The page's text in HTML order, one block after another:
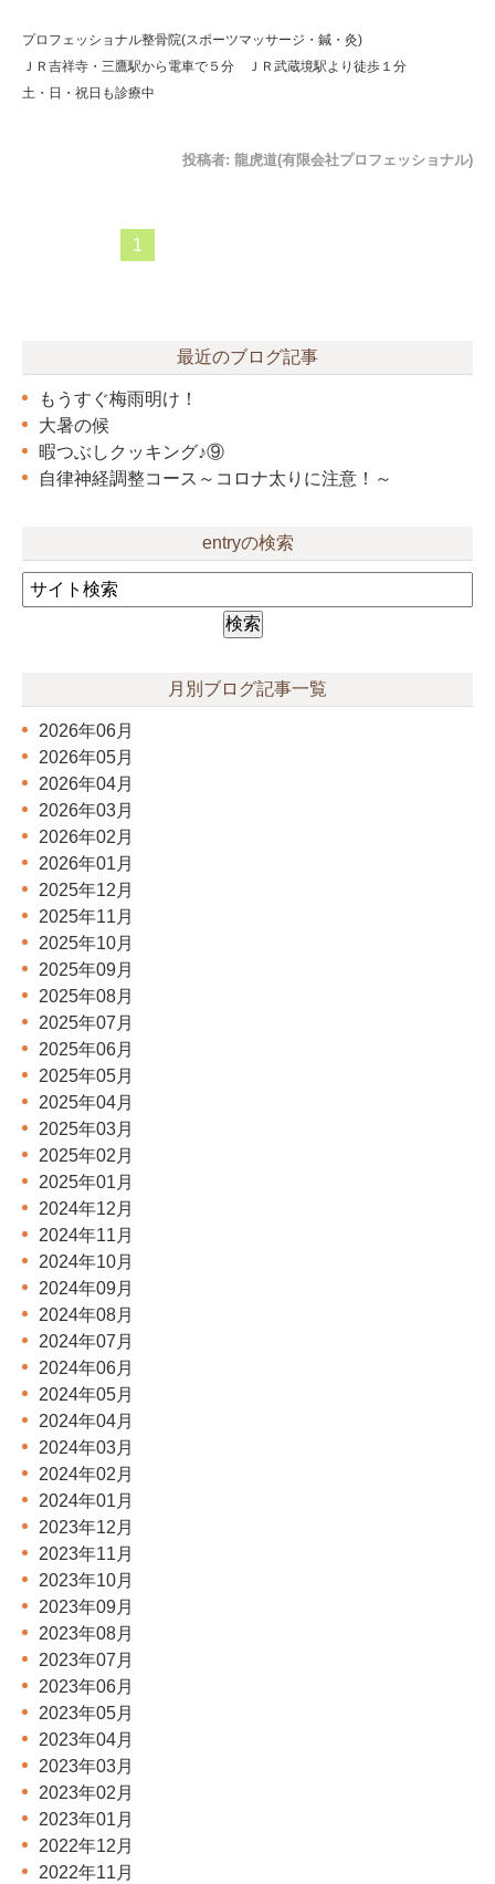
プロフェッショナル整骨院(スポーツマッサージ・鍼・灸)
ＪＲ吉祥寺・三鷹駅から電車で５分 ＪＲ武蔵境駅より徒歩１分
土・日・祝日も診療中
投稿者: 龍虎道(有限会社プロフェッショナル)
1
最近のブログ記事
もうすぐ梅雨明け！
大暑の候
暇つぶしクッキング♪⑨
自律神経調整コース～コロナ太りに注意！～
entryの検索
月別ブログ記事一覧
2026年06月
2026年05月
2026年04月
2026年03月
2026年02月
2026年01月
2025年12月
2025年11月
2025年10月
2025年09月
2025年08月
2025年07月
2025年06月
2025年05月
2025年04月
2025年03月
2025年02月
2025年01月
2024年12月
2024年11月
2024年10月
2024年09月
2024年08月
2024年07月
2024年06月
2024年05月
2024年04月
2024年03月
2024年02月
2024年01月
2023年12月
2023年11月
2023年10月
2023年09月
2023年08月
2023年07月
2023年06月
2023年05月
2023年04月
2023年03月
2023年02月
2023年01月
2022年12月
2022年11月